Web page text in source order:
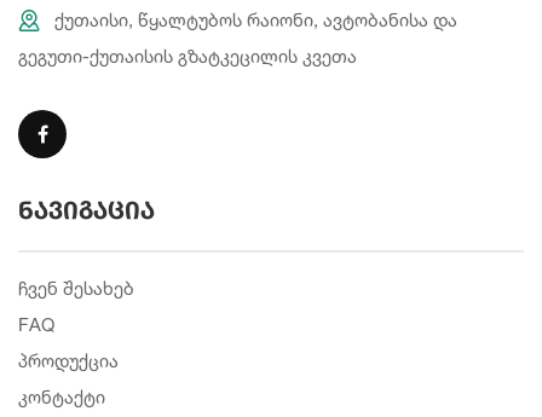
ქუთაისი, წყალტუბოს რაიონი, ავტობანისა და
გეგუთი-ქუთაისის გზატკეცილის კვეთა
ნავიგაცია
ჩვენ შესახებ
FAQ
პროდუქცია
კონტაქტი